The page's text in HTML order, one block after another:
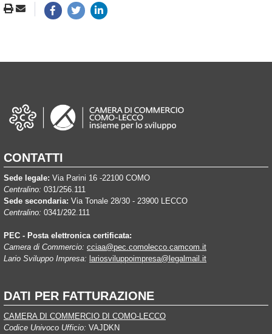
CONTATTI
Sede legale: Via Parini 16 -22100 COMO
Centralino: 031/256.111
Sede secondaria: Via Tonale 28/30 - 23900 LECCO
Centralino: 0341/292.111
PEC - Posta elettronica certificata:
Camera di Commercio: cciaa@pec.comolecco.camcom.it
Lario Sviluppo Impresa: lariosviluppoimpresa@legalmail.it
DATI PER FATTURAZIONE
CAMERA DI COMMERCIO DI COMO-LECCO
Codice Univoco Ufficio: VAJDKN